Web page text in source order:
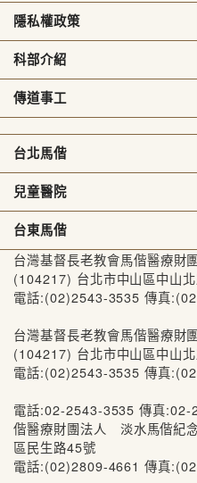
隱私權政策
科部介紹
傳道事工
台北馬偕
兒童醫院
台東馬偕
台灣基督長老教會馬偕醫療
(104217) 台北市中山區中山
電話:(02)2543-3535 傳真
台灣基督長老教會馬偕醫療
(104217) 台北市中山區中山
電話:(02)2543-3535 傳真
電話:02-2543-3535 傳真:02-
偕醫療財團法人 淡水馬偕
區民生路45號
電話:(02)2809-4661 傳真